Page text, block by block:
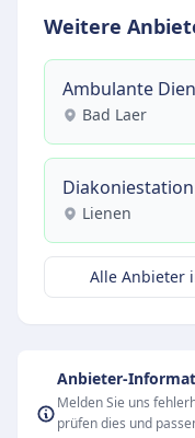
Weitere
Ambulante
Bad Laer
Lienen
Alle Anbieter
Anbieter-
Melden Sie uns
prüfen dies und